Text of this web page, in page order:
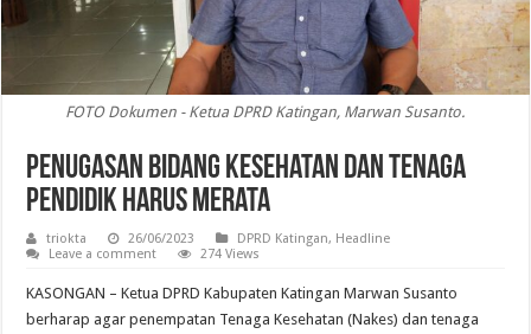
FOTO Dokumen - Ketua DPRD Katingan, Marwan Susanto.
Penugasan Bidang Kesehatan Dan Tenaga
Pendidik Harus Merata
triokta 26/06/2023 DPRD Katingan, Headline
Leave a comment
274 Views
KASONGAN – Ketua DPRD Kabupaten Katingan Marwan Susanto
berharap agar penempatan Tenaga Kesehatan (Nakes) dan tenaga